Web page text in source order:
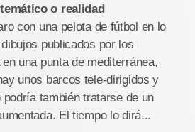
o realidad
con una pelota de fútbol en lo
publicados por los
una punta de mediterránea,
unos barcos tele-dirigidos y
también tratarse de un
El tiempo lo dirá...